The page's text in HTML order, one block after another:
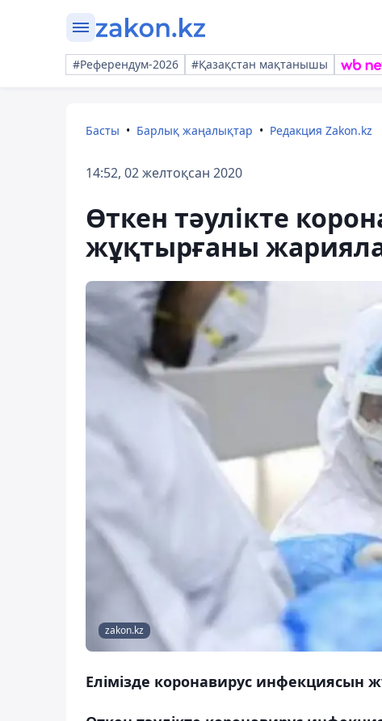
#Референдум-2026 #Қазақстан мақтанышы
Басты Барлық жаңалықтар Редакция Zakon.kz
14:52, 02 желтоқсан 2020
Өткен тәулікте
жұқтырғаны
zakon.kz
Елімізде коронавирус инфекциясын